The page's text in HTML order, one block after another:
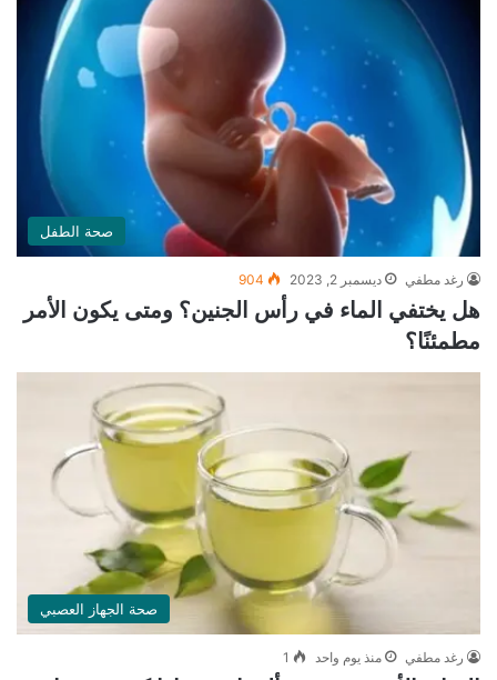
صحة الطفل
رغد مطفي ديسمبر 2, 2023 904
هل يختفي الماء في رأس الجنين؟ ومتى يكون الأمر
مطمئنًا؟
صحة الجهاز العصبي
رغد مطفي منذ يوم واحد 1